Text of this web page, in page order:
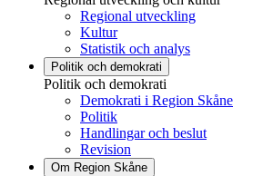
Regional utveckling
Kultur
Statistik och analys
Politik och demokrati
Politik och demokrati
Demokrati i Region Skåne
Politik
Handlingar och beslut
Revision
Om Region Skåne